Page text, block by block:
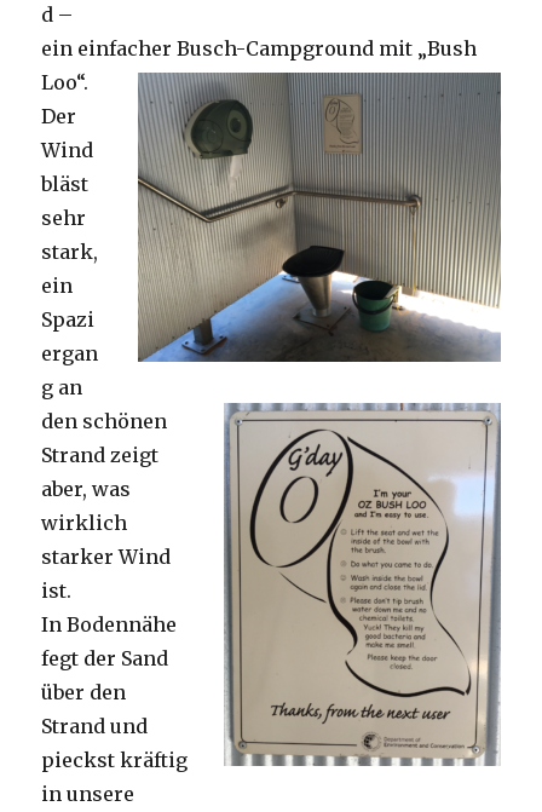
d –
ein einfacher Busch-Campground mit „Bush
Loo“.
Der
Wind
bläst
sehr
stark,
ein
Spazi
ergan
g an
den schönen
Strand zeigt
aber, was
wirklich
starker Wind
ist.
In Bodennähe
fegt der Sand
über den
Strand und
pieckst kräftig
in unsere